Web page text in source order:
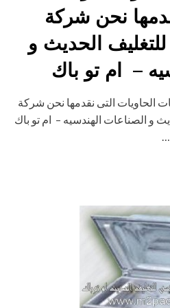
نحن شركة
الحديث و
– ام تو باك
الحاويات التى نقدمها نحن شركة
و الصناعات الهندسيه – ام تو باك